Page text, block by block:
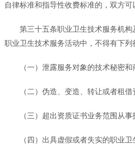
自律标准和指导性收费标准的，双方可
第三十五条职业卫生技术服务机
职业卫生技术服务活动中，不得有下列
（一）泄露服务对象的技术秘密和
（二）伪造、变造、转让或者租借
（三）超出资质证书业务范围从事
（四）出具虚假或者失实的职业卫